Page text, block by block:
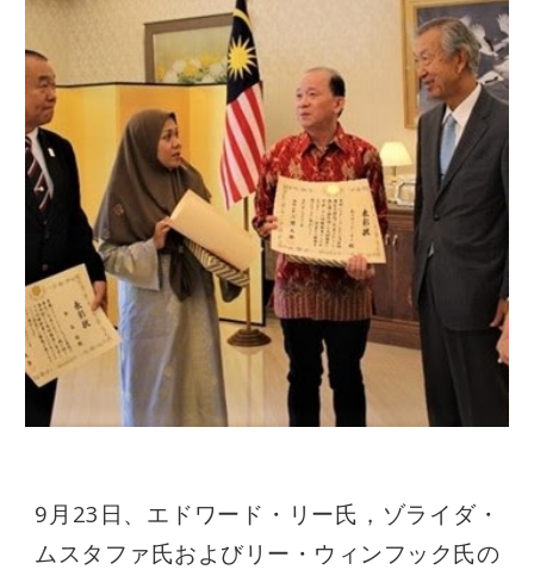
9月23日、エドワード・リー氏，ゾライダ・
ムスタファ氏およびリー・ウィンフック氏の